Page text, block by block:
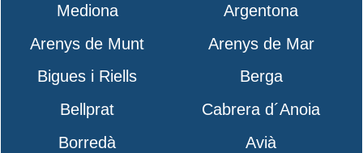
Mediona
Argentona
Arenys de Munt
Arenys de Mar
Bigues i Riells
Berga
Bellprat
Cabrera d´Anoia
Borredà
Avià